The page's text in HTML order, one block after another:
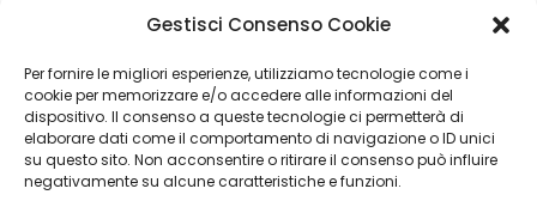
Gestisci Consenso Cookie
Per fornire le migliori esperienze, utilizziamo tecnologie come i
cookie per memorizzare e/o accedere alle informazioni del
dispositivo. Il consenso a queste tecnologie ci permetterà di
elaborare dati come il comportamento di navigazione o ID unici
su questo sito. Non acconsentire o ritirare il consenso può influire
negativamente su alcune caratteristiche e funzioni.
Tessuto Tappezzeria Auto Mercedes Grigio
CATEGORIES
Nessuna categoria